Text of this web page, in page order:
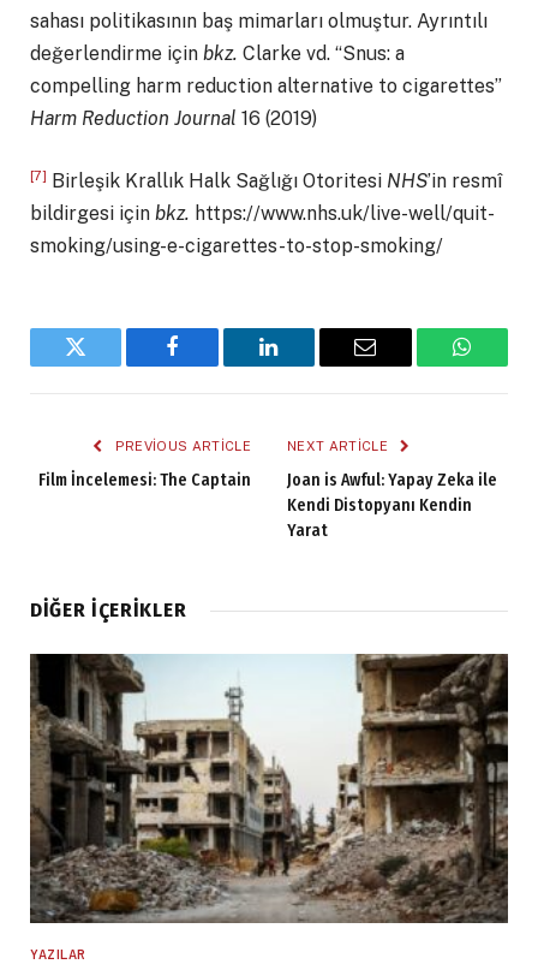
sahası politikasının baş mimarları olmuştur. Ayrıntılı
değerlendirme için bkz. Clarke vd. “Snus: a
compelling harm reduction alternative to cigarettes”
Harm Reduction Journal 16 (2019)
[7] Birleşik Krallık Halk Sağlığı Otoritesi NHS’in resmî
bildirgesi için bkz. https://www.nhs.uk/live-well/quit-
smoking/using-e-cigarettes-to-stop-smoking/
Twitter Facebook LinkedIn Email
PREVIOUS ARTICLE
Film İncelemesi: The Captain
NEXT ARTICLE
Joan is Awful: Yapay Zeka ile
Kendi Distopyanı Kendin
Yarat
DIĞER İÇERIKLER
YAZILAR